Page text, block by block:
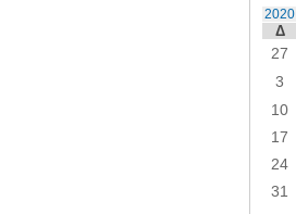
2020
Δ
27
3
10
17
24
31